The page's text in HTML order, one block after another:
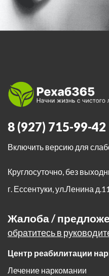
8 (927) 715-99-42
Включить версию для
Круглосуточно, без
г. Ессентуки,ул.Ленина
Жалоба /
обратитесь в
Центр реабилитации
Лечение наркомании